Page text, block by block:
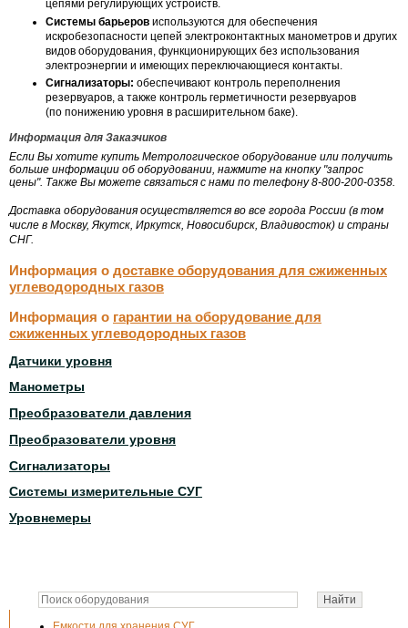
цепями регулирующих устройств.
Системы барьеров используются для обеспечения
искробезопасности цепей электроконтактных манометров и других
видов оборудования, функционирующих без использования
электроэнергии и имеющих переключающиеся контакты.
Сигнализаторы: обеспечивают контроль переполнения
резервуаров, а также контроль герметичности резервуаров
(по понижению уровня в расширительном баке).
Информация для Заказчиков
Если Вы хотите купить Метрологическое оборудование или получить
больше информации об оборудовании, нажмите на кнопку "запрос
цены". Также Вы можете связаться с нами по телефону 8-800-200-0358.
Доставка оборудования осуществляется во все города России (в том
числе в Москву, Якутск, Иркутск, Новосибирск, Владивосток) и страны
СНГ.
Информация о доставке оборудования для сжиженных
углеводородных газов
Информация о гарантии на оборудование для
сжиженных углеводородных газов
Датчики уровня
Манометры
Преобразователи давления
Преобразователи уровня
Сигнализаторы
Системы измерительные СУГ
Уровнемеры